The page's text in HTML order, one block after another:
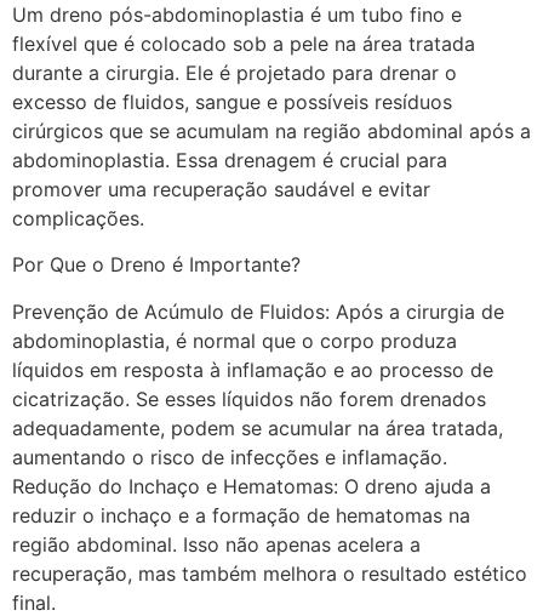
Um dreno pós-abdominoplastia é um tubo fino e
flexível que é colocado sob a pele na área tratada
durante a cirurgia. Ele é projetado para drenar o
excesso de fluidos, sangue e possíveis resíduos
cirúrgicos que se acumulam na região abdominal após a
abdominoplastia. Essa drenagem é crucial para
promover uma recuperação saudável e evitar
complicações.
Por Que o Dreno é Importante?
Prevenção de Acúmulo de Fluidos: Após a cirurgia de
abdominoplastia, é normal que o corpo produza
líquidos em resposta à inflamação e ao processo de
cicatrização. Se esses líquidos não forem drenados
adequadamente, podem se acumular na área tratada,
aumentando o risco de infecções e inflamação.
Redução do Inchaço e Hematomas: O dreno ajuda a
reduzir o inchaço e a formação de hematomas na
região abdominal. Isso não apenas acelera a
recuperação, mas também melhora o resultado estético
final.